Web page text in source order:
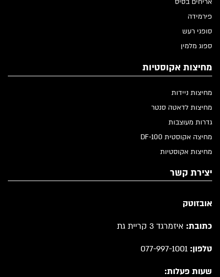
אריחים בסיס
פירמידה
סופגי רעש
ספוג מלמין
מחיצות אקוסטיות
מחיצות ניידות
מחיצות לדאטה סנטר
גדרות מעוצבות
מחיצה אקוסטית DF-100
מחיצות אקוסטיות
יצירת קשר
אובזוטק
כתובת: איזמרגד 3 קריית גת
טלפון: 077-997-1001
שעות פעלות: